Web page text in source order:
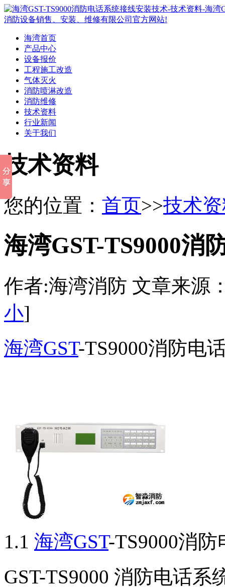
海湾首页
产品中心
设备报价
工程施工改造
气体灭火
消防喷淋改造
消防维修
技术资料
行业新闻
关于我们
技术资料
您的位置： 首页>>技术
海湾GST-TS9000消
作者:海湾消防 文章来源
小]
海湾GST-TS9000消防电
1.1 海湾GST-TS9000消防
GST-TS9000 消防电话